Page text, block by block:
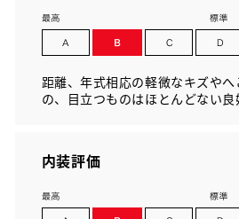
距離、年式相応の軽微なキズや
の、目立つものはほとんどない良
内装評価